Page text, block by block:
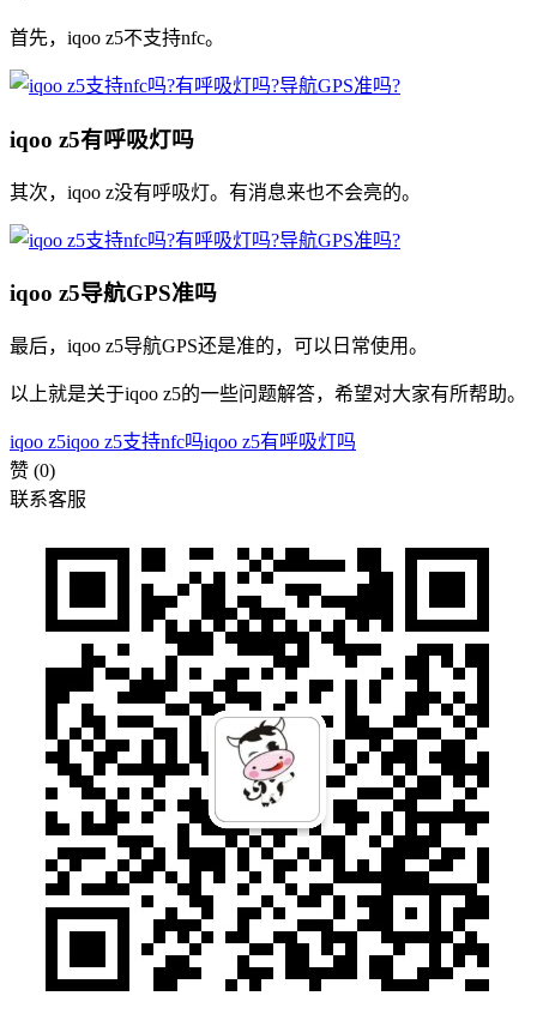
首先，iqoo z5不支持nfc。
iqoo z5有呼吸灯吗
其次，iqoo z没有呼吸灯。有消息来也不会亮的。
iqoo z5导航GPS准吗
最后，iqoo z5导航GPS还是准的，可以日常使用。
以上就是关于iqoo z5的一些问题解答，希望对大家有所帮助。
iqoo z5iqoo z5支持nfc吗iqoo z5有呼吸灯吗
赞 (0)
联系客服